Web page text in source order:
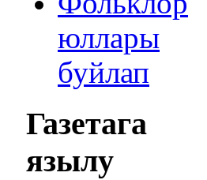
юллары
буйлап
Газетага
язылу